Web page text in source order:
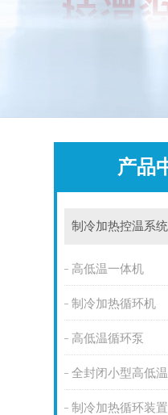
产品
制冷加热控温系统
高低温一体机
制冷加热循环机
高低温循环泵
全封闭小型高低
制冷加热循环装置